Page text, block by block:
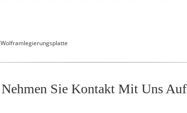
Wolframlegierungsplatte
Nehmen Sie Kontakt Mit Uns Auf